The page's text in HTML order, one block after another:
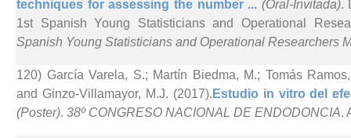
techniques for assessing the number ... (Oral-Invitada).
1st Spanish Young Statisticians and Operational
Spanish Young Statisticians and Operational Researchers
120) García Varela, S.; Martín Biedma, M.; Tomás
and Ginzo-Villamayor, M.J. (2017). Estudio in vitro del
(Poster). 38º CONGRESO NACIONAL DE ENDODONCIA.